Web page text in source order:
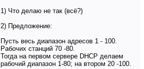
1) Что делаю не так (всё?)
2) Предложение:
Пусть весь диапазон адресов 1 - 100.
Рабочих станций 70 -80.
Тогда на первом сервере DHCP делаем
рабочий диапазон 1-80; на втором 20 -100.